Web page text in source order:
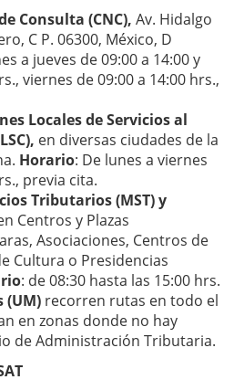
Consulta (CNC), Av. Hidalgo
C P. 06300, México, D
a jueves de 09:00 a 14:00 y
viernes de 09:00 a 14:00 hrs.,
Locales de Servicios al
en diversas ciudades de la
Horario: De lunes a viernes
previa cita.
Tributarios (MST) y
Centros y Plazas
Asociaciones, Centros de
Cultura o Presidencias
: de 08:30 hasta las 15:00 hrs.
(UM) recorren rutas en todo el
en zonas donde no hay
de Administración Tributaria.